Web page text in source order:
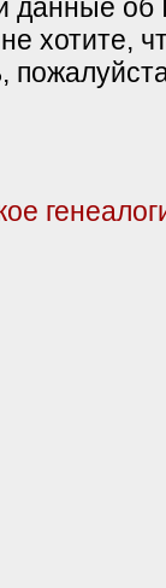
данные об
хотите,